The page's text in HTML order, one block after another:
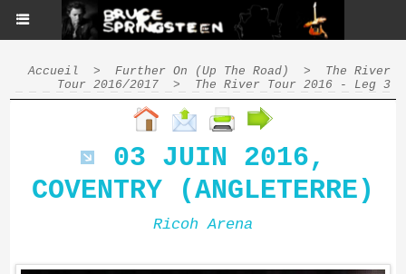
Accueil > Further On (Up The Road) >
The River
Tour 2016/2017
> The River Tour 2016 - Leg 3
03 JUIN 2016,
COVENTRY (ANGLETERRE)
Ricoh Arena